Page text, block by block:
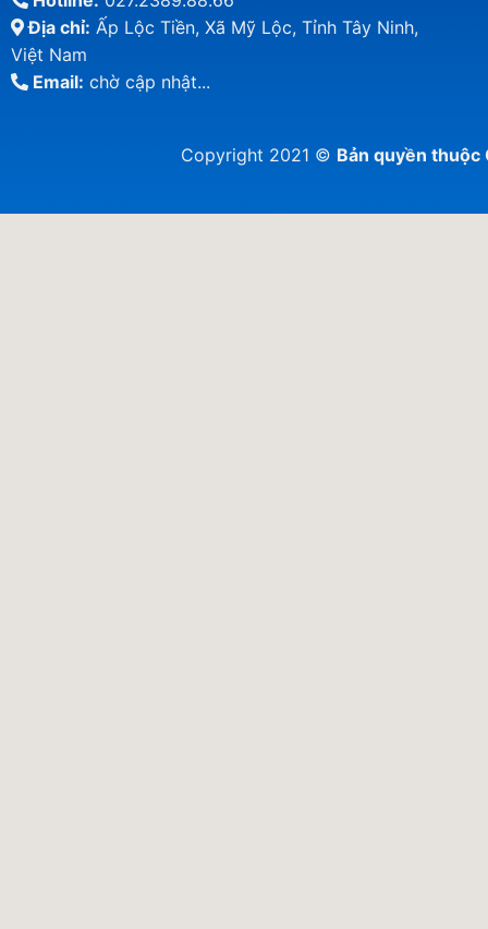
Địa chỉ: Ấp Lộc Tiền, Xã Mỹ Lộc, Tỉnh Tây Ninh,
Việt Nam
Email: chờ cập nhật...
Copyright 2021 © Bản quyền thuộc